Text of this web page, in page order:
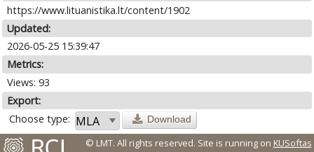
https://www.lituanistika.lt/content/1902
Updated:
2026-05-25 15:39:47
Metrics:
Views: 93
Export:
Choose type:
Download
© LMT. All rights reserved. Site is running on KUSoftas